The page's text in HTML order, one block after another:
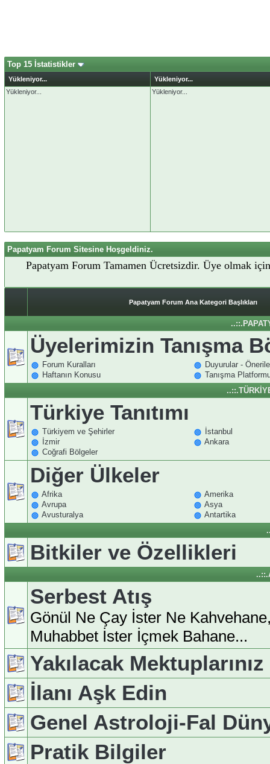
Top 15 İstatistikler
Yükleniyor...
Yükleniyor...
Yükleniyor...
Yükleniyor...
Papatyam Forum Sitesine Hoşgeldiniz.
Papatyam Forum Tamamen Ücretsizdir. Üye olmak
Papatyam Forum Ana Kategori Başlıkları
Üyelerimizin Tanışma
Forum Kuralları
Duyurular -
Haftanın Konusu
Tanışma
Türkiye Tanıtımı
Türkiyem ve Şehirler
İstanbul
İzmir
Ankara
Coğrafi Bölgeler
Diğer Ülkeler
Afrika
Amerika
Avrupa
Asya
Avusturalya
Antartika
Bitkiler ve Özellikleri
Serbest Atış
Gönül Ne Çay İster Ne
Muhabbet İster İçmek Bahane...
Yakılacak Mektuplarınız
İlanı Aşk Edin
Genel Astroloji-Fal
Pratik Bilgiler